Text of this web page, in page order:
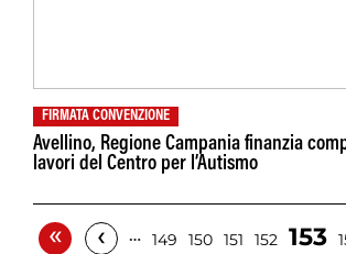
FIRMATA CONVENZIONE
Avellino, Regione Campania finanzia
lavori del Centro per l’Autismo
« ‹ … 149 150 151 152 153